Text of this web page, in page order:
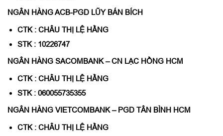
NGÂN HÀNG ACB-PGD LŨY BÁN BÍCH
CTK : CHÂU THỊ LỆ HẰNG
STK : 10226747
NGÂN HÀNG SACOMBANK – CN LẠC HỒNG HCM
CTK : CHÂU THỊ LỆ HẰNG
STK : 060055735355
NGÂN HÀNG VIETCOMBANK – PGD TÂN BÌNH HCM
CTK : CHÂU THỊ LỆ HẰNG